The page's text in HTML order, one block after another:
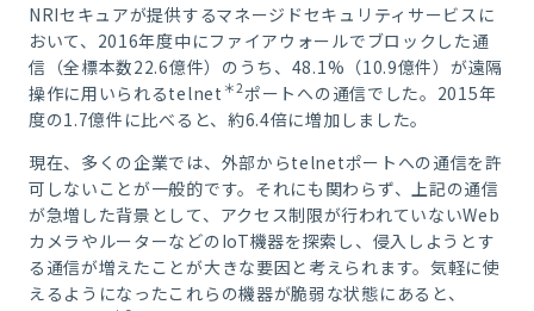
NRIセキュアが提供するマネージドセキュリティサービスに
おいて、2016年度中にファイアウォールでブロックした通
信（全標本数22.6億件）のうち、48.1%（10.9億件）が遠隔
操作に用いられるtelnet ＊2ポートへの通信でした。2015年
度の1.7億件に比べると、約6.4倍に増加しました。
現在、多くの企業では、外部からtelnetポートへの通信を許
可しないことが一般的です。それにも関わらず、上記の通信
が急増した背景として、アクセス制限が行われていないWeb
カメラやルーターなどのIoT機器を探索し、侵入しようとす
る通信が増えたことが大きな要因と考えられます。気軽に使
えるようになったこれらの機器が脆弱な状態にあると、